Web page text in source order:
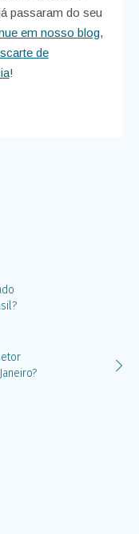
passaram do seu
em nosso blog,
de
!